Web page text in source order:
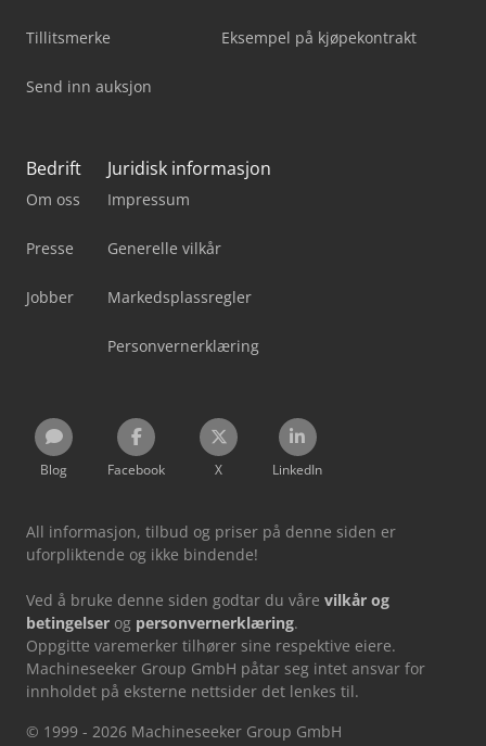
Tillitsmerke
Send inn auksjon
Eksempel på kjøpekontrakt
Bedrift
Om oss
Presse
Jobber
Juridisk informasjon
Impressum
Generelle vilkår
Markedsplassregler
Personvernerklæring
Blog Facebook X LinkedIn
All informasjon, tilbud og priser på denne siden er
uforpliktende og ikke bindende!
Ved å bruke denne siden godtar du våre vilkår og
betingelser og personvernerklæring.
Oppgitte varemerker tilhører sine respektive eiere.
Machineseeker Group GmbH påtar seg intet ansvar for
innholdet på eksterne nettsider det lenkes til.
© 1999 - 2026 Machineseeker Group GmbH